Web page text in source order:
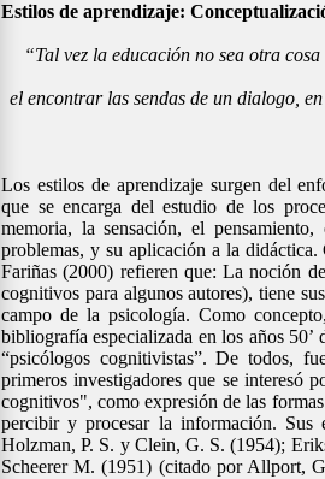
Estilos de aprendizaje:
“Tal vez la educación no sea otra
el encontrar las sendas de un dialogo,
Los estilos de aprendizaje surgen del
que se encarga del estudio de los
memoria, la sensación, el
problemas, y su aplicación a la
Fariñas (2000) refieren que: La noción
cognitivos para algunos autores), tiene
campo de la psicología. Como
bibliografía especializada en los años
“psicólogos cognitivistas”. De todos,
primeros investigadores que se interesó
cognitivos", como expresión de las
percibir y procesar la información. Sus
Holzman, P. S. y Clein, G. S. (1954);
Scheerer M. (1951) (citado por Allport,